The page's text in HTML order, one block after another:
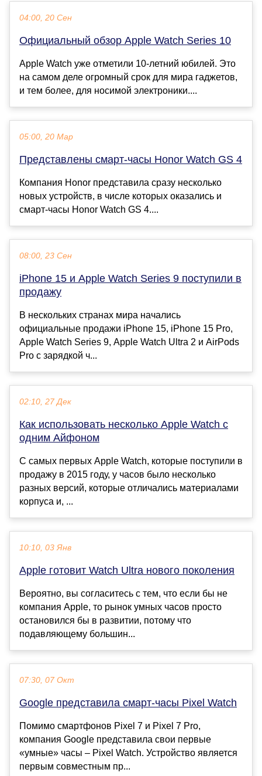
04:00, 20 Сен
Официальный обзор Apple Watch Series 10
Apple Watch уже отметили 10-летний юбилей. Это
на самом деле огромный срок для мира гаджетов,
и тем более, для носимой электроники....
05:00, 20 Мар
Представлены смарт-часы Honor Watch GS 4
Компания Honor представила сразу несколько
новых устройств, в числе которых оказались и
смарт-часы Honor Watch GS 4....
08:00, 23 Сен
iPhone 15 и Apple Watch Series 9 поступили в
продажу
В нескольких странах мира начались
официальные продажи iPhone 15, iPhone 15 Pro,
Apple Watch Series 9, Apple Watch Ultra 2 и AirPods
Pro с зарядкой ч...
02:10, 27 Дек
Как использовать несколько Apple Watch с
одним Айфоном
С самых первых Apple Watch, которые поступили в
продажу в 2015 году, у часов было несколько
разных версий, которые отличались материалами
корпуса и, ...
10:10, 03 Янв
Apple готовит Watch Ultra нового поколения
Вероятно, вы согласитесь с тем, что если бы не
компания Apple, то рынок умных часов просто
остановился бы в развитии, потому что
подавляющему большин...
07:30, 07 Окт
Google представила смарт-часы Pixel Watch
Помимо смартфонов Pixel 7 и Pixel 7 Pro,
компания Google представила свои первые
«умные» часы – Pixel Watch. Устройство является
первым совместным пр...